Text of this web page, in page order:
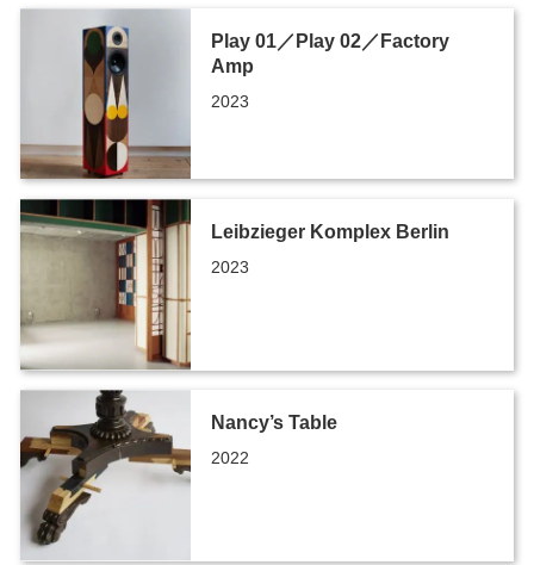
Play 01／Play 02／Factory
Amp
2023
Leibzieger Komplex Berlin
2023
Nancy’s Table
2022